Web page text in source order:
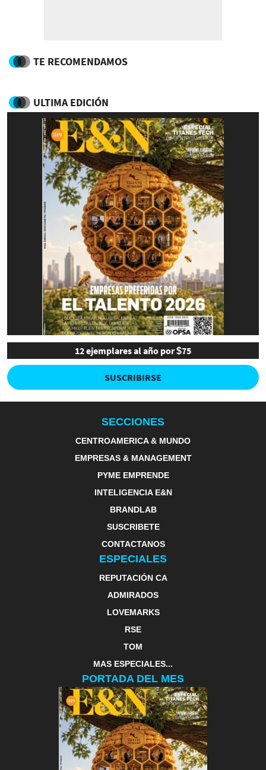
TE RECOMENDAMOS
ULTIMA EDICIÓN
12 ejemplares al año por $75
SUSCRIBIRSE
SECCIONES
CENTROAMERICA & MUNDO
EMPRESAS & MANAGEMENT
PYME EMPRENDE
INTELIGENCIA E&N
BRANDLAB
SUSCRIBETE
CONTACTANOS
ESPECIALES
REPUTACIÓN CA
ADMIRADOS
LOVEMARKS
RSE
TOM
MAS ESPECIALES...
PORTADA DEL MES